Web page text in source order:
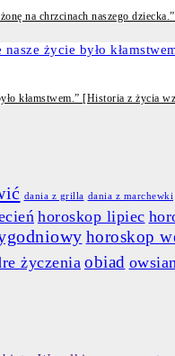
na chrzcinach naszego
kłamstwem.” [Historia z życia
dania z grilla dania z marchewki
horoskop lipiec
horoskop
życzenia obiad